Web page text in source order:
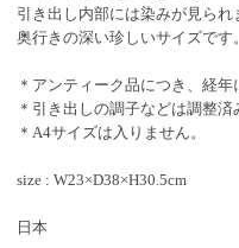
引き出し内部には染みが見られ
奥行きの深い珍しいサイズです。
＊アンティーク品につき、経年
＊引き出しの調子などは調整済
＊A4サイズは入りません。
size : W23×D38×H30.5cm
日本